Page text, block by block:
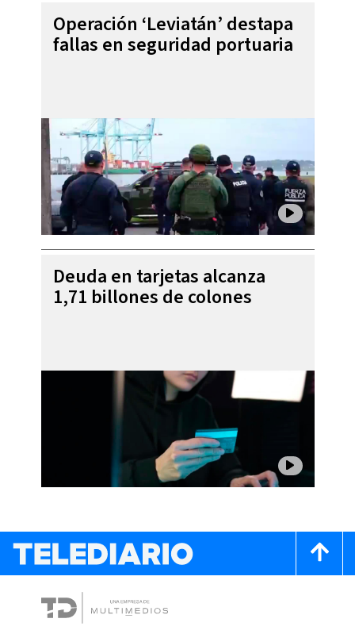
Operación ‘Leviatán’ destapa
fallas en seguridad portuaria
Deuda en tarjetas alcanza
1,71 billones de colones